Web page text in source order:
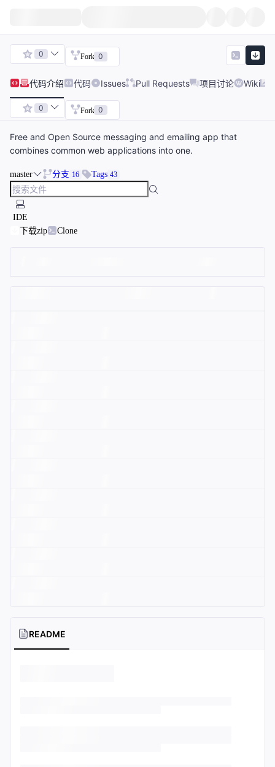
0 Fork 0
代码介绍 代码 Issues Pull Requests 项目讨论 Wiki
0 Fork 0
Free and Open Source messaging and emailing app that
combines common web applications into one.
master 分支 16 Tags 43
IDE
下载zip
Clone
README